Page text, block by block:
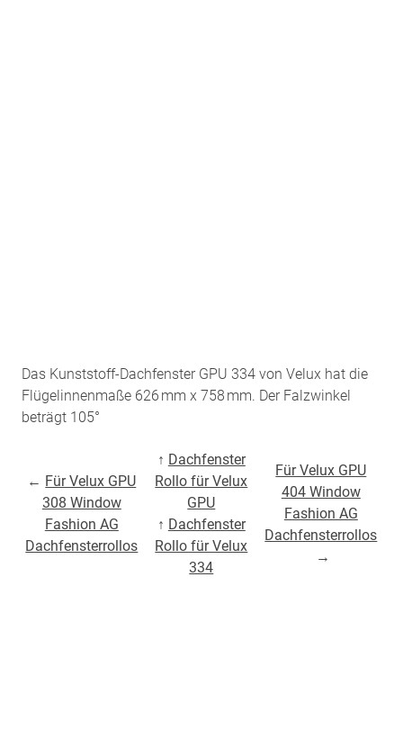
Das Kunststoff-Dachfenster GPU 334 von Velux hat die
Flügelinnenmaße 626 mm x 758 mm. Der Falzwinkel
beträgt 105°
← Für Velux GPU
308 Window
Fashion AG
Dachfensterrollos
↑ Dachfenster
Rollo für Velux
GPU
↑ Dachfenster
Rollo für Velux
334
Für Velux GPU
404 Window
Fashion AG
Dachfensterrollos
→